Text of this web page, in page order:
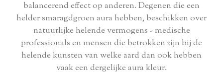
balancerend effect op anderen. Degenen die een
helder smaragdgroen aura hebben, beschikken over
natuurlijke helende vermogens - medische
professionals en mensen die betrokken zijn bij de
helende kunsten van welke aard dan ook hebben
vaak een dergelijke aura kleur.